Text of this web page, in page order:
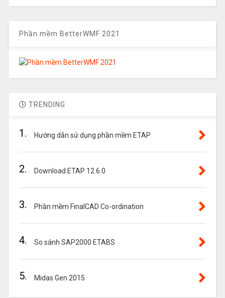
Phần mềm BetterWMF 2021
TRENDING
1. Hướng dẫn sử dụng phần mềm ETAP
2. Download ETAP 12.6.0
3. Phần mềm FinalCAD Co-ordination
4. So sánh SAP2000 ETABS
5. Midas Gen 2015